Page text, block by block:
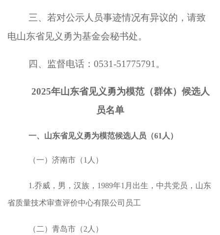
三、若对公示人员事迹情况有异议的，请致
电山东省见义勇为基金会秘书处。
四、监督电话：0531-51775791。
2025年山东省见义勇为模范（群体）候选人
员名单
一、山东省见义勇为模范候选人员（61人）
（一）济南市（1人）
1.乔威，男，汉族，1989年1月出生，中共党员，山东
省质量技术审查评价中心有限公司员工
（二）青岛市（2人）